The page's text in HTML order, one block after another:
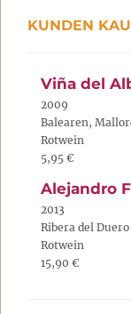
KUNDEN
Viña del
2009
Balearen,
Rotwein
5,95 €
Alejandro
2013
Ribera del
Rotwein
15,90 €